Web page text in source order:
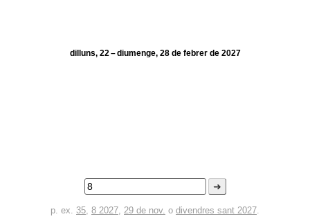
dilluns, 22 – diumenge, 28 de febrer de 2027
➜
p. ex. 35, 8 2027, 29 de nov. o divendres sant 2027.